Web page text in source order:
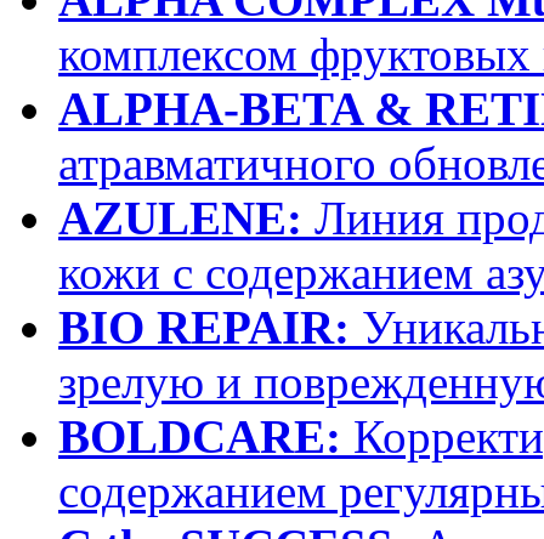
комплексом фруктовых
ALPHA-BETA &
атравматичного
AZULENE: Линия
кожи с содержанием
BIO REPAIR:
зрелую и
BOLDCARE:
содержанием